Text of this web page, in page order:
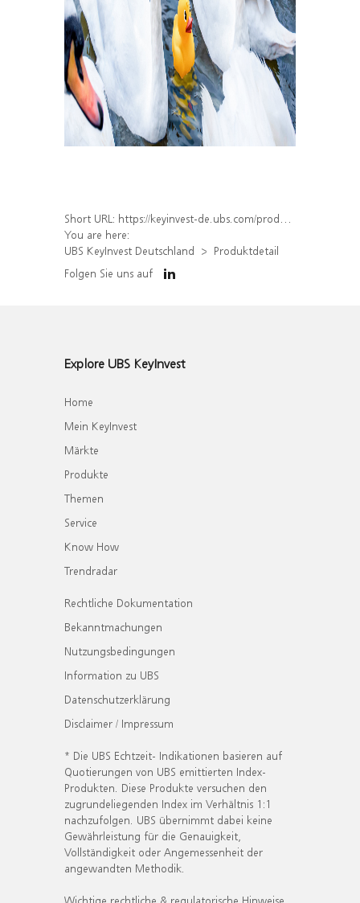
Short URL: https://keyinvest-de.ubs.com/produkt/detail/index/isin/DE000UQ812V1
You are here:
UBS KeyInvest Deutschland
Produktdetail
Folgen Sie uns auf
Explore UBS KeyInvest
Home
Mein KeyInvest
Märkte
Produkte
Themen
Service
Know How
Trendradar
Rechtliche Dokumentation
Bekanntmachungen
Nutzungsbedingungen
Information zu UBS
Datenschutzerklärung
Disclaimer / Impressum
* Die UBS Echtzeit- Indikationen basieren auf
Quotierungen von UBS emittierten Index-
Produkten. Diese Produkte versuchen den
zugrundeliegenden Index im Verhältnis 1:1
nachzufolgen. UBS übernimmt dabei keine
Gewährleistung für die Genauigkeit,
Vollständigkeit oder Angemessenheit der
angewandten Methodik.